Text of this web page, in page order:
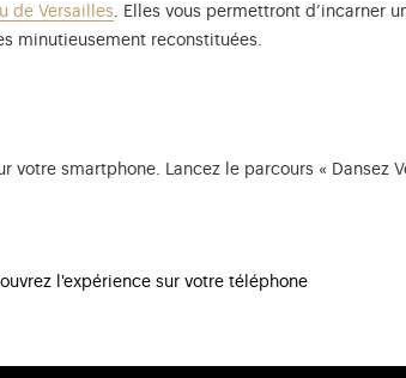
de Versailles. Elles vous permettront d’incarner
minutieusement reconstituées.
smartphone. Lancez le parcours « Dansez
l'expérience sur votre téléphone